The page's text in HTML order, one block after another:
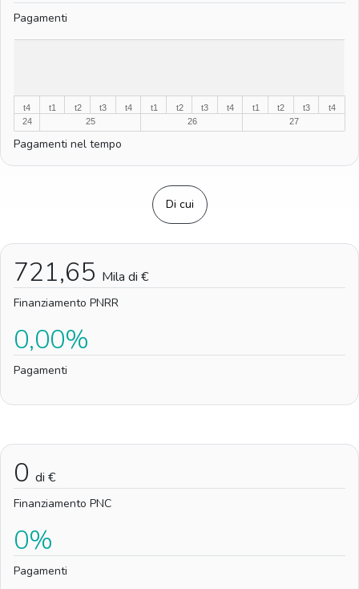
Pagamenti
t4
24
t1
25
t2 t3 t4
t1
26
t2 t3 t4
t1
27
t2 t3 t4
Pagamenti nel tempo
Di cui
721,65 Mila di €
Finanziamento PNRR
0,00%
Pagamenti
0 di €
Finanziamento PNC
0%
Pagamenti